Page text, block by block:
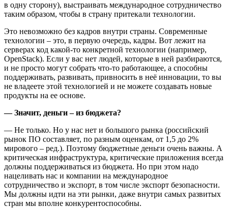
в одну сторону), выстраивать международное сотрудничество
таким образом, чтобы в страну притекали технологии.
Это невозможно без кадров внутри страны. Современные
технологии – это, в первую очередь, кадры. Вот лежит на
серверах код какой-то конкретной технологии (например,
OpenStack). Если у вас нет людей, которые в ней разбираются,
и не просто могут собрать что-то работающее, а способны
поддерживать, развивать, привносить в неё инновации, то вы
не владеете этой технологией и не можете создавать новые
продукты на ее основе.
— Значит, деньги – из бюджета?
— Не только. Но у нас нет и большого рынка (российский
рынок ПО составляет, по разным оценкам, от 1,5 до 2%
мирового – ред.). Поэтому бюджетные деньги очень важны. А
критическая инфраструктура, критические приложения всегда
должны поддерживаться из бюджета. Но при этом надо
нацеливать нас и компании на международное
сотрудничество и экспорт, в том числе экспорт безопасности.
Мы должны идти на эти рынки, даже внутри самых развитых
стран мы вполне конкурентоспособны.